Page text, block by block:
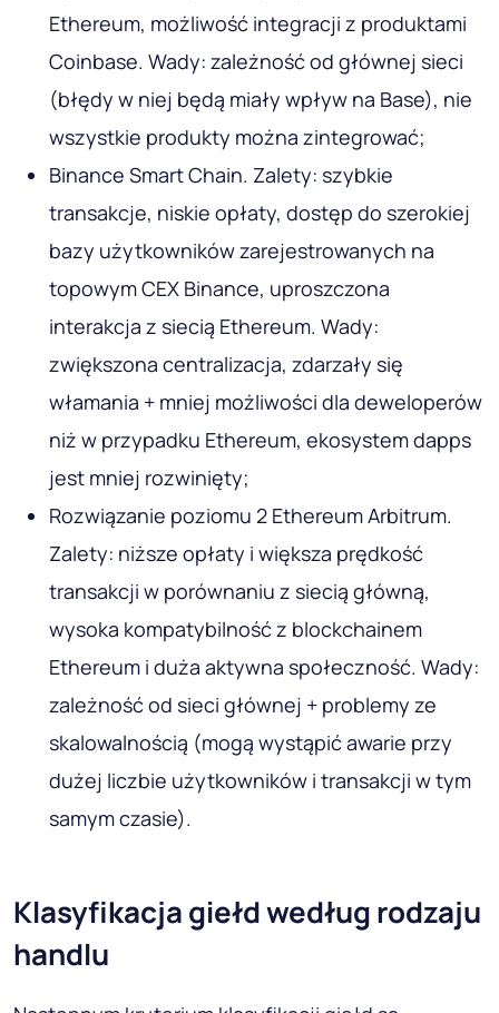
Ethereum, możliwość integracji z produktami
Coinbase. Wady: zależność od głównej sieci
(błędy w niej będą miały wpływ na Base), nie
wszystkie produkty można zintegrować;
Binance Smart Chain. Zalety: szybkie
transakcje, niskie opłaty, dostęp do szerokiej
bazy użytkowników zarejestrowanych na
topowym CEX Binance, uproszczona
interakcja z siecią Ethereum. Wady:
zwiększona centralizacja, zdarzały się
włamania + mniej możliwości dla deweloperów
niż w przypadku Ethereum, ekosystem dapps
jest mniej rozwinięty;
Rozwiązanie poziomu 2 Ethereum Arbitrum.
Zalety: niższe opłaty i większa prędkość
transakcji w porównaniu z siecią główną,
wysoka kompatybilność z blockchainem
Ethereum i duża aktywna społeczność. Wady:
zależność od sieci głównej + problemy ze
skalowalnością (mogą wystąpić awarie przy
dużej liczbie użytkowników i transakcji w tym
samym czasie).
Klasyfikacja giełd według rodzaju
handlu